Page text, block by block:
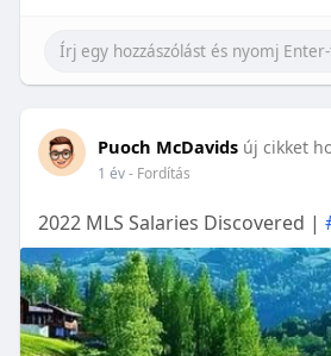
Puoch McDavids új cikket
1 év- Fordítás
2022 MLS Salaries Discovered |